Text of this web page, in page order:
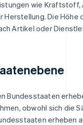
wie Kraftstoff,
Die Höhe
Artikel oder
Bundesstaaten
obwohl sich die
erheben